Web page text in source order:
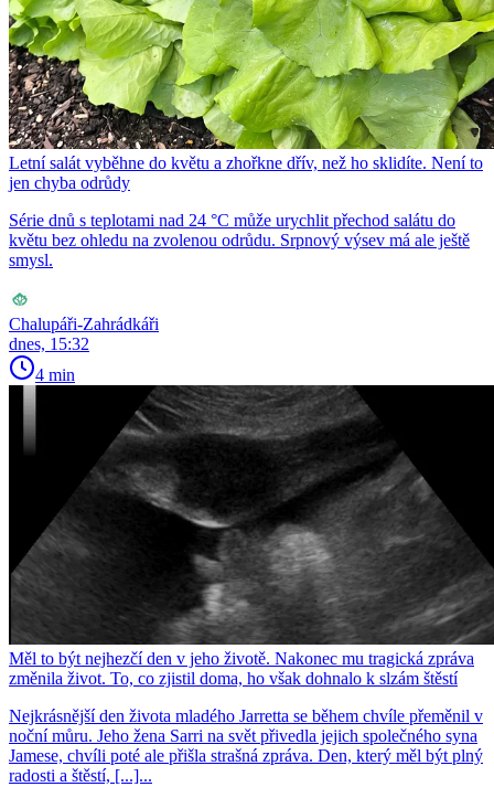
Letní salát vyběhne do květu a zhořkne dřív, než ho sklidíte. Není to
jen chyba odrůdy
Série dnů s teplotami nad 24 °C může urychlit přechod salátu do
květu bez ohledu na zvolenou odrůdu. Srpnový výsev má ale ještě
smysl.
Chalupáři-Zahrádkáři
dnes, 15:32
4 min
Měl to být nejhezčí den v jeho životě. Nakonec mu tragická zpráva
změnila život. To, co zjistil doma, ho však dohnalo k slzám štěstí
Nejkrásnější den života mladého Jarretta se během chvíle přeměnil v
noční můru. Jeho žena Sarri na svět přivedla jejich společného syna
Jamese, chvíli poté ale přišla strašná zpráva. Den, který měl být plný
radosti a štěstí, [...]...